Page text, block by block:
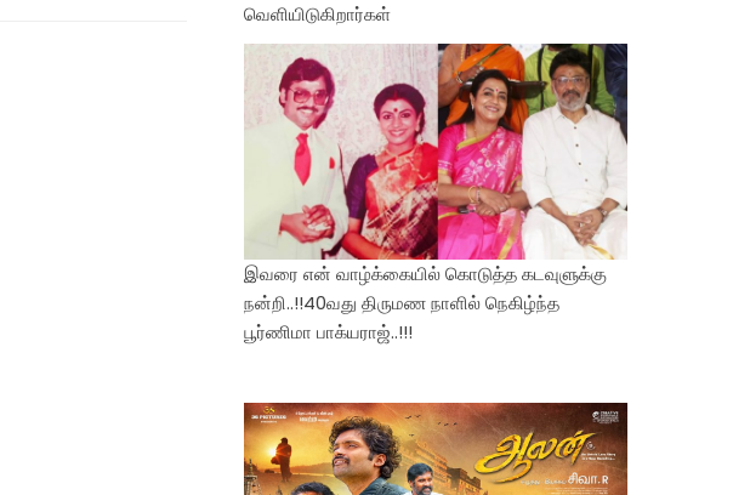
வெளியிடுகிறார்கள்
இவரை என் வாழ்க்கையில் கொடுத்த கடவுளுக்கு
நன்றி..!!40வது திருமண நாளில் நெகிழ்ந்த
பூர்ணிமா பாக்யராஜ்..!!!